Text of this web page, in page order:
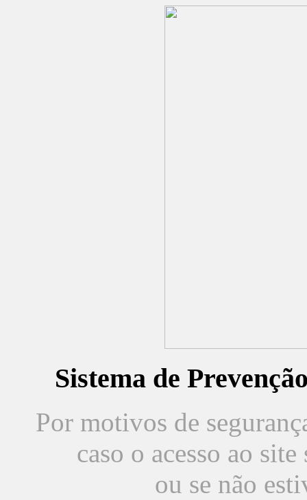
Sistema de
Por motivos de
caso o acesso ao
ou se não